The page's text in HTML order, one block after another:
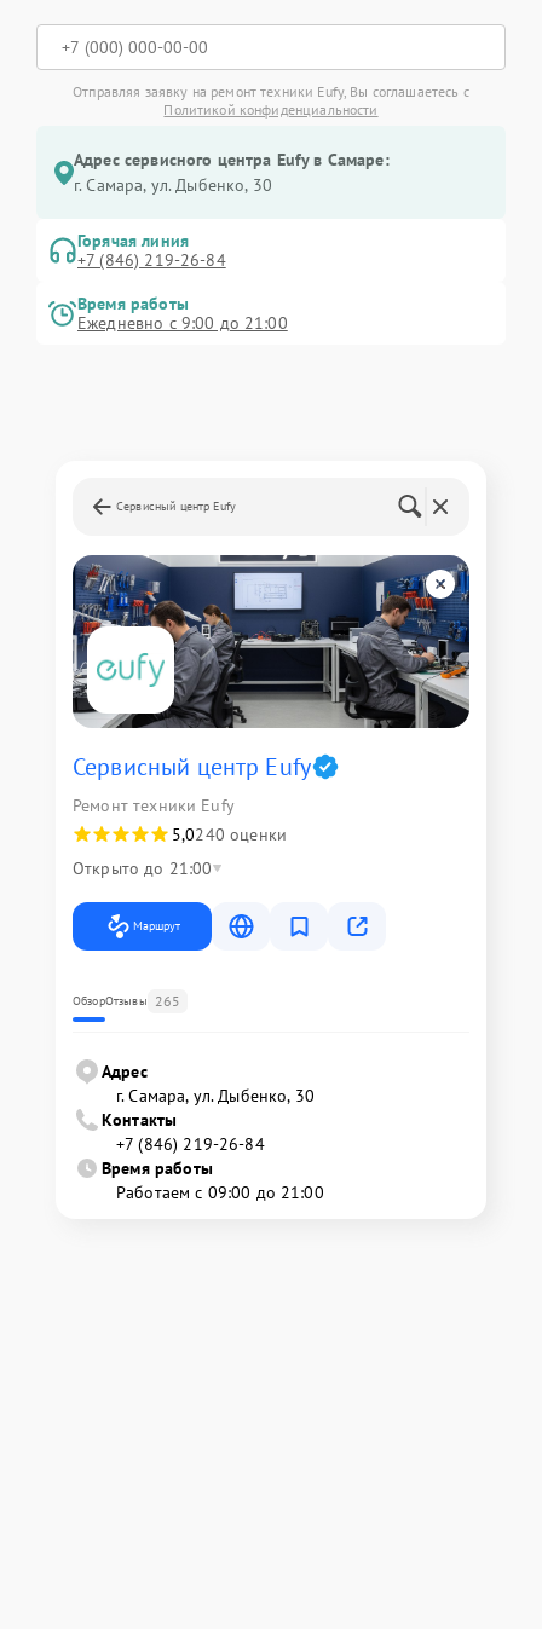
Отправляя заявку на ремонт техники Eufy, Вы соглашаетесь с
Политикой конфиденциальности
Адрес сервисного центра Eufy в Самаре:
г. Самара, ул. Дыбенко, 30
Горячая линия
+7 (846) 219-26-84
Время работы
Ежедневно с 9:00 до 21:00
Сервисный центр Eufy
Сервисный центр Eufy
Ремонт техники Eufy
5,0240 оценки
Открыто до 21:00
Маршрут
ОбзорОтзывы 265
Адрес
г. Самара, ул. Дыбенко, 30
Контакты
+7 (846) 219-26-84
Время работы
Работаем с 09:00 до 21:00